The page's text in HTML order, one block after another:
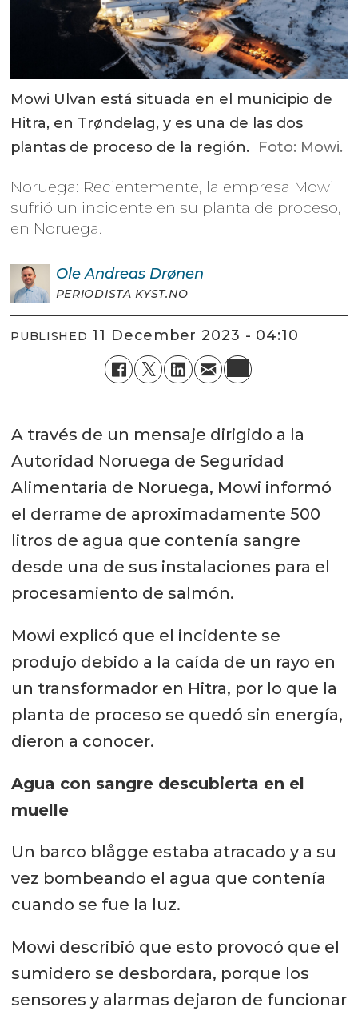
Mowi Ulvan está situada en el municipio de
Hitra, en Trøndelag, y es una de las dos
plantas de proceso de la región. Foto: Mowi.
Noruega: Recientemente, la empresa Mowi
sufrió un incidente en su planta de proceso,
en Noruega.
Ole Andreas Drønen
PERIODISTA KYST.NO
PUBLISHED 11 December 2023 - 04:10
A través de un mensaje dirigido a la
Autoridad Noruega de Seguridad
Alimentaria de Noruega, Mowi informó
el derrame de aproximadamente 500
litros de agua que contenía sangre
desde una de sus instalaciones para el
procesamiento de salmón.
Mowi explicó que el incidente se
produjo debido a la caída de un rayo en
un transformador en Hitra, por lo que la
planta de proceso se quedó sin energía,
dieron a conocer.
Agua con sangre descubierta en el
muelle
Un barco blågge estaba atracado y a su
vez bombeando el agua que contenía
cuando se fue la luz.
Mowi describió que esto provocó que el
sumidero se desbordara, porque los
sensores y alarmas dejaron de funcionar